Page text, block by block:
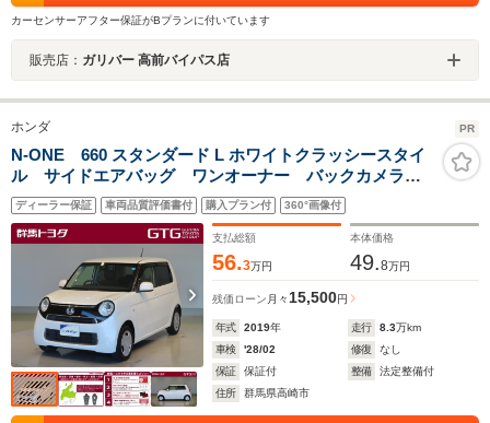
カーセンサーアフター保証がBプランに付いています
販売店： ガリバー 高前バイパス店
ホンダ PR
N-ONE 660 スタンダード L ホワイトクラッシースタイ
ル サイドエアバッグ ワンオーナー バックカメラ
ベンチシート 横滑り防止装置 アイドリングストッ
プ オートエアコン インテリキー
ディーラー保証 車両品質評価書付 購入プラン付 360°画像付
支払総額
56.3万円
本体価格
49.8万円
残価ローン 月々15,500円
年式 2019年 走行 8.3万km
車検
'28/02 修復
なし
保証
保証付 整備
法定整備付
住所
群馬県高崎市